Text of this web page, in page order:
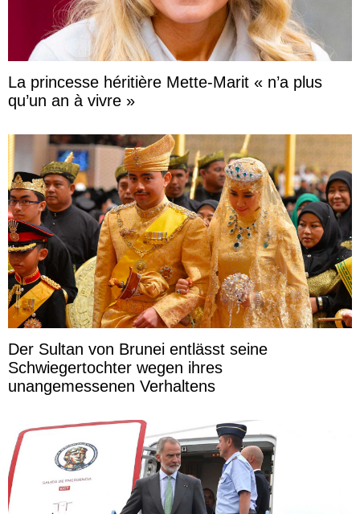
La princesse héritière Mette-Marit « n’a plus
qu’un an à vivre »
Der Sultan von Brunei entlässt seine
Schwiegertochter wegen ihres
unangemessenen Verhaltens